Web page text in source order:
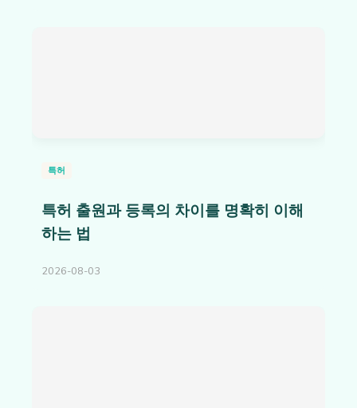
특허
특허 출원과 등록의 차이를 명확히 이해
하는 법
2026-08-03